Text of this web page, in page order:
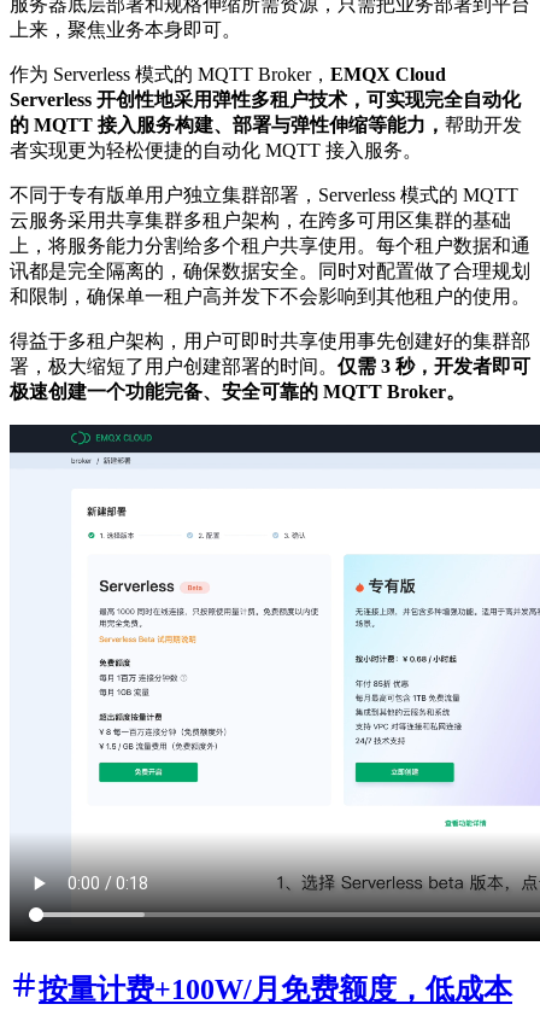
服务器底层部署和规格伸缩所需资源，只需把业务部署到平台
上来，聚焦业务本身即可。
作为 Serverless 模式的 MQTT Broker， EMQX Cloud
Serverless 开创性地采用弹性多租户技术，可实现完全自动化
的 MQTT 接入服务构建、部署与弹性伸缩等能力， 帮助开发
者实现更为轻松便捷的自动化 MQTT 接入服务。
不同于专有版单用户独立集群部署，Serverless 模式的 MQTT
云服务采用共享集群多租户架构，在跨多可用区集群的基础
上，将服务能力分割给多个租户共享使用。每个租户数据和通
讯都是完全隔离的，确保数据安全。同时对配置做了合理规划
和限制，确保单一租户高并发下不会影响到其他租户的使用。
得益于多租户架构，用户可即时共享使用事先创建好的集群部
署，极大缩短了用户创建部署的时间。 仅需 3 秒，开发者即可
极速创建一个功能完备、安全可靠的 MQTT Broker。
按量计费+100W/月免费额度，低成本